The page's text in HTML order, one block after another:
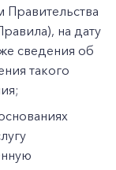
на дату
сведения об
такого